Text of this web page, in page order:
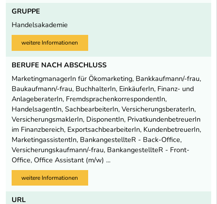
GRUPPE
Handelsakademie
weitere Informationen
BERUFE NACH ABSCHLUSS
MarketingmanagerIn für Ökomarketing, Bankkaufmann/-frau,
Baukaufmann/-frau, BuchhalterIn, EinkäuferIn, Finanz- und
AnlageberaterIn, FremdsprachenkorrespondentIn,
HandelsagentIn, SachbearbeiterIn, VersicherungsberaterIn,
VersicherungsmaklerIn, DisponentIn, PrivatkundenbetreuerIn
im Finanzbereich, ExportsachbearbeiterIn, KundenbetreuerIn,
MarketingassistentIn, BankangestellteR - Back-Office,
Versicherungskaufmann/-frau, BankangestellteR - Front-
Office, Office Assistant (m/w) ...
weitere Informationen
URL